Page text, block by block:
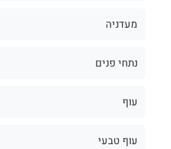
מעדניה
נתחי פנים
עוף
עוף טבעי